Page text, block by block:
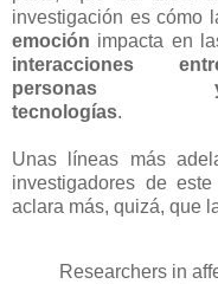
investigación es cómo
emoción impacta en
interacciones
personas
tecnologías.
Unas líneas más
investigadores de
aclara más, quizá, que
Researchers in